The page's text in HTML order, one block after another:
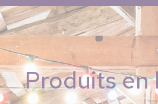
Produits en